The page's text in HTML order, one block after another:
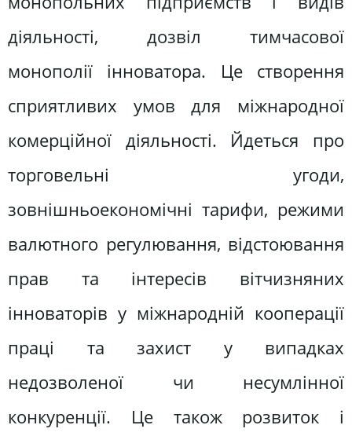
діяльності, дозвіл тимчасової
монополії інноватора. Це створення
сприятливих умов для міжнародної
комерційної діяльності. Йдеться про
торговельні угоди,
зовнішньоекономічні тарифи, режими
валютного регулювання, відстоювання
прав та інтересів вітчизняних
інноваторів у міжнародній кооперації
праці та захист у випадках
недозволеної чи несумлінної
конкуренції. Це також розвиток і